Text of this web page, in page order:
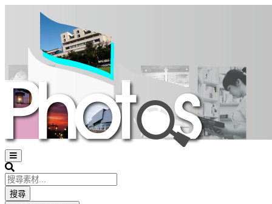
Open
sidebar
Search
搜尋